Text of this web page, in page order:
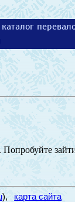
каталог
), карта сайта